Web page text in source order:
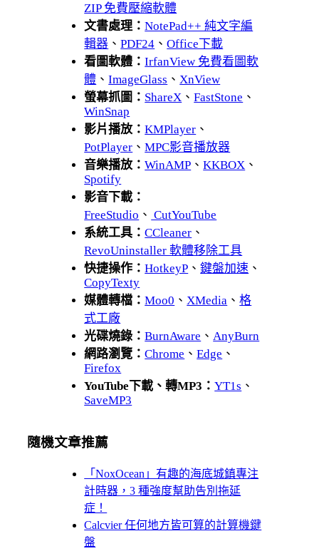
ZIP 免費壓縮軟體
文書處理：NotePad++ 純文字編
輯器 、PDF24 、Office下載
看圖軟體：IrfanView 免費看圖軟
體 、ImageGlass 、 XnView
螢幕抓圖： ShareX 、FastStone 、
WinSnap
影片播放：KMPlayer 、
PotPlayer 、MPC影音播放器
音樂播放：WinAMP 、KKBOX 、
Spotify
影音下載：
FreeStudio 、 CutYouTube
系統工具：CCleaner 、
RevoUninstaller 軟體移除工具
快捷操作：HotkeyP 、鍵盤加速 、
CopyTexty
媒體轉檔：Moo0 、 XMedia 、格
式工廠
光碟燒錄：BurnAware 、 AnyBurn
網路瀏覽：Chrome 、Edge 、
Firefox
YouTube下載、轉MP3：YT1s 、
SaveMP3
隨機文章推薦
「NoxOcean」有趣的海底城鎮專注
計時器，3 種強度幫助告別拖延
症！
Calcvier 任何地方皆可算的計算機鍵
盤